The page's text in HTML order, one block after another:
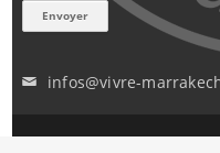
✉ infos@vivre-